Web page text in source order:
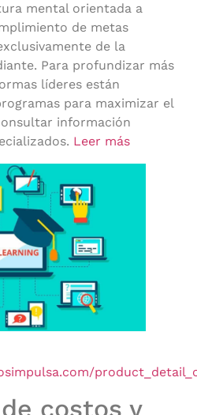
mental orientada a
de metas
de la
Para profundizar más
líderes están
para maximizar el
información
Leer más
costos y